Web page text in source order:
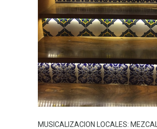
MUSICALIZACION LOCALES: MEZCAL